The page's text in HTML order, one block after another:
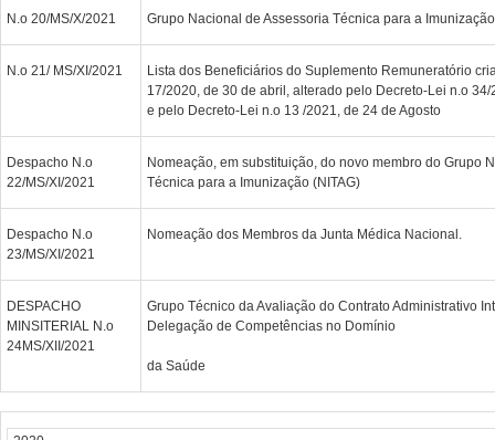
N.o 20/MS/X/2021 Grupo Nacional de Assessoria Técnica para a Imunização
N.o 21/ MS/XI/2021
Lista dos Beneficiários do Suplemento Remuneratório
17/2020, de 30 de abril, alterado pelo Decreto-Lei n.o
e pelo Decreto-Lei n.o 13 /2021, de 24 de Agosto
Despacho N.o
22/MS/XI/2021
Nomeação, em substituição, do novo membro do Grupo
Técnica para a Imunização (NITAG)
Despacho N.o
23/MS/XI/2021
Nomeação dos Membros da Junta Médica Nacional.
DESPACHO
MINSITERIAL N.o
24MS/XII/2021
Grupo Técnico da Avaliação do Contrato Administrativo
Delegação de Competências no Domínio
da Saúde